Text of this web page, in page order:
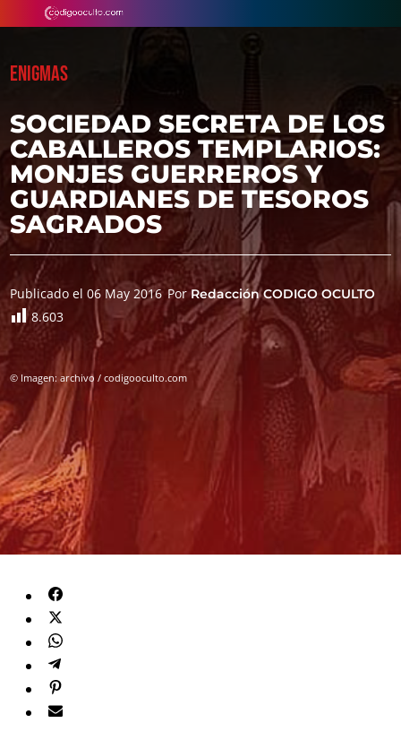
ENIGMAS
SOCIEDAD SECRETA DE LOS
CABALLEROS TEMPLARIOS:
MONJES GUERREROS Y
GUARDIANES DE TESOROS
SAGRADOS
Publicado el 06 May 2016 PorRedacción CODIGO OCULTO
8.603
© Imagen: archivo / codigooculto.com